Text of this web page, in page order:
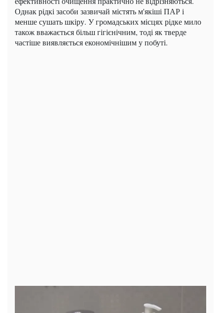
Однак рідкі засоби зазвичай містять м'якіші ПАР і
менше сушать шкіру. У громадських місцях рідке мило
також вважається більш гігієнічним, тоді як тверде
частіше виявляється економічнішим у побуті.